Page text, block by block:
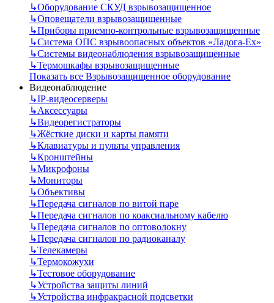
↳Оборудование СКУД взрывозащищенное
↳Оповещатели взрывозащищенные
↳Приборы приемно-контрольные взрывозащищенные
↳Система ОПС взрывоопасных объектов «Ладога-Ex»
↳Системы видеонаблюдения взрывозащищенные
↳Термошкафы взрывозащищенные
Показать все Взрывозащищенное оборудование
Видеонаблюдение
↳IP-видеосерверы
↳Аксессуары
↳Видеорегистраторы
↳Жёсткие диски и карты памяти
↳Клавиатуры и пульты управления
↳Кронштейны
↳Микрофоны
↳Мониторы
↳Объективы
↳Передача сигналов по витой паре
↳Передача сигналов по коаксиальному кабелю
↳Передача сигналов по оптоволокну
↳Передача сигналов по радиоканалу
↳Телекамеры
↳Термокожухи
↳Тестовое оборудование
↳Устройства защиты линий
↳Устройства инфракрасной подсветки